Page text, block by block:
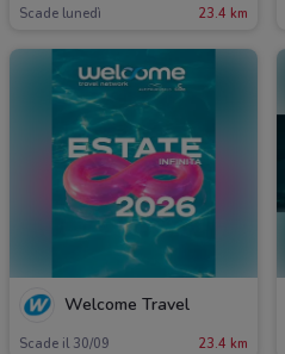
Scade lunedì 23.4 km
Welcome Travel
Scade il 30/09 23.4 km